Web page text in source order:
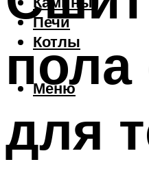
Печи
Котлы
Меню
пола
для